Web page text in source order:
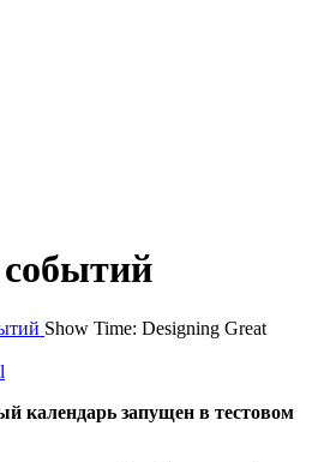
Show Time: Designing Great
календарь запущен в тестовом